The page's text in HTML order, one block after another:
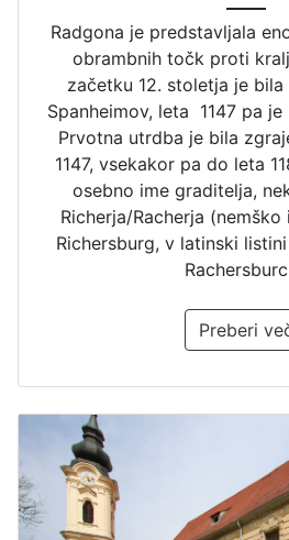
Radgona je predstavljala
obrambnih točk proti
začetku 12. stoletja je
Spanheimov, leta 1147 pa
Prvotna utrdba je bila
1147, vsekakor pa do leta
osebno ime graditelja,
Richerja/Racherja
Richersburg, v latinski
Preberi